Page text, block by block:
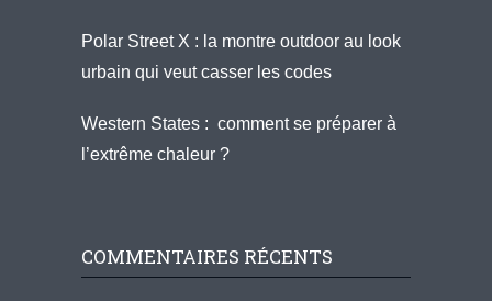
Polar Street X : la montre outdoor au look
urbain qui veut casser les codes
Western States : comment se préparer à
l’extrême chaleur ?
COMMENTAIRES RÉCENTS